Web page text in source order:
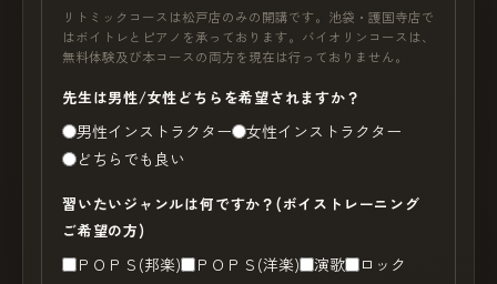
リトミックコースは松戸店のみの開講です。池袋・護国寺店で
はボイトレとピアノを承っております。バイオリンコースは、
無料体験及び本コースの両方を現在は行っておりません。
先生は男性/女性どちらを希望されますか？
男性インストラクター
女性インストラクター
どちらでも良い
習いたいジャンルは何ですか？(ボイストレーニング
ご希望の方)
ＰＯＰＳ(邦楽) ＰＯＰＳ(洋楽) 演歌
ロック